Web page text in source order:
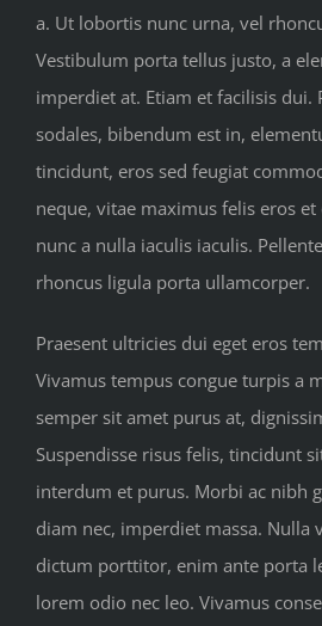
a. Ut lobortis nunc urna, vel
Vestibulum porta tellus justo, a
imperdiet at. Etiam et facilisis dui.
sodales, bibendum est in,
tincidunt, eros sed feugiat
neque, vitae maximus felis eros et
nunc a nulla iaculis iaculis.
rhoncus ligula porta ullamcorper.
Praesent ultricies dui eget eros
Vivamus tempus congue turpis a
semper sit amet purus at,
Suspendisse risus felis, tincidunt
interdum et purus. Morbi ac nibh
diam nec, imperdiet massa. Nulla
dictum porttitor, enim ante porta
lorem odio nec leo. Vivamus